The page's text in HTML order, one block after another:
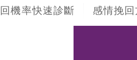
機率快速診斷 感情挽